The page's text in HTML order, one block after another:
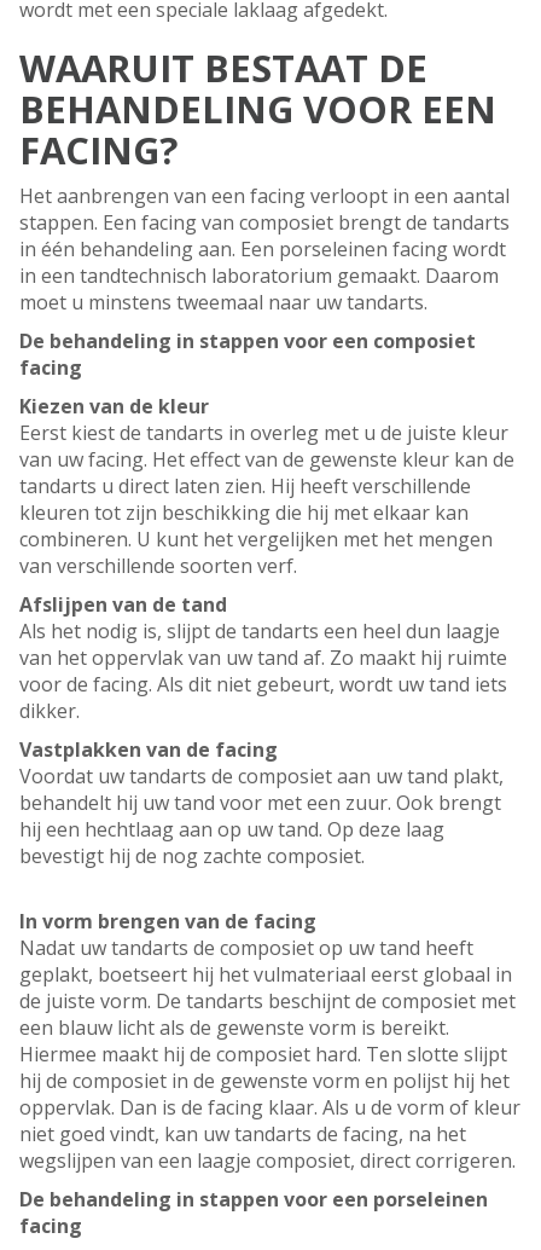
wordt met een speciale laklaag afgedekt.
WAARUIT BESTAAT DE
BEHANDELING VOOR EEN
FACING?
Het aanbrengen van een facing verloopt in een aantal
stappen. Een facing van composiet brengt de tandarts
in één behandeling aan. Een porseleinen facing wordt
in een tandtechnisch laboratorium gemaakt. Daarom
moet u minstens tweemaal naar uw tandarts.
De behandeling in stappen voor een composiet
facing
Kiezen van de kleur
Eerst kiest de tandarts in overleg met u de juiste kleur
van uw facing. Het effect van de gewenste kleur kan de
tandarts u direct laten zien. Hij heeft verschillende
kleuren tot zijn beschikking die hij met elkaar kan
combineren. U kunt het vergelijken met het mengen
van verschillende soorten verf.
Afslijpen van de tand
Als het nodig is, slijpt de tandarts een heel dun laagje
van het oppervlak van uw tand af. Zo maakt hij ruimte
voor de facing. Als dit niet gebeurt, wordt uw tand iets
dikker.
Vastplakken van de facing
Voordat uw tandarts de composiet aan uw tand plakt,
behandelt hij uw tand voor met een zuur. Ook brengt
hij een hechtlaag aan op uw tand. Op deze laag
bevestigt hij de nog zachte composiet.
In vorm brengen van de facing
Nadat uw tandarts de composiet op uw tand heeft
geplakt, boetseert hij het vulmateriaal eerst globaal in
de juiste vorm. De tandarts beschijnt de composiet met
een blauw licht als de gewenste vorm is bereikt.
Hiermee maakt hij de composiet hard. Ten slotte slijpt
hij de composiet in de gewenste vorm en polijst hij het
oppervlak. Dan is de facing klaar. Als u de vorm of kleur
niet goed vindt, kan uw tandarts de facing, na het
wegslijpen van een laagje composiet, direct corrigeren.
De behandeling in stappen voor een porseleinen
facing